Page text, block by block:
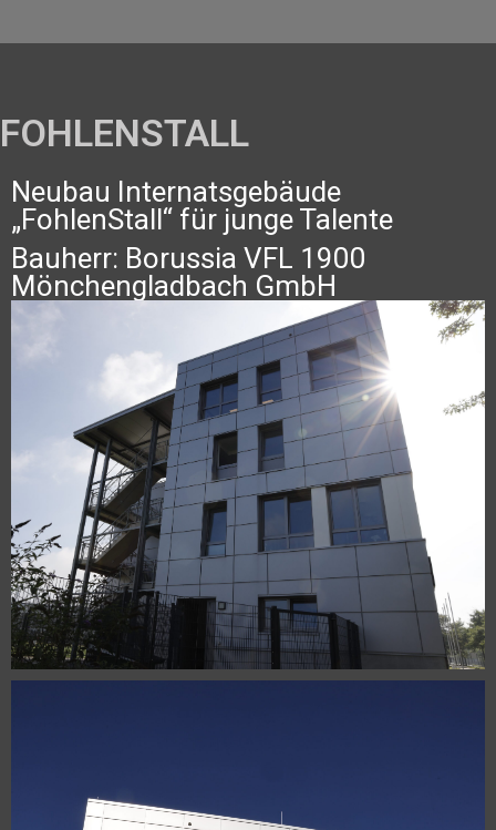
FOHLENSTALL
Neubau Internatsgebäude
„FohlenStall“ für junge Talente
Bauherr: Borussia VFL 1900
Mönchengladbach GmbH